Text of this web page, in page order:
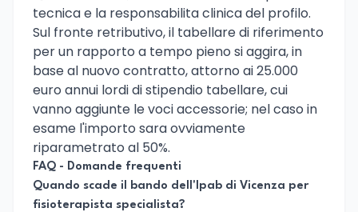
tecnica e la responsabilita clinica del profilo.
Sul fronte retributivo, il tabellare di riferimento
per un rapporto a tempo pieno si aggira, in
base al nuovo contratto, attorno ai 25.000
euro annui lordi di stipendio tabellare, cui
vanno aggiunte le voci accessorie; nel caso in
esame l'importo sara ovviamente
riparametrato al 50%.
FAQ - Domande frequenti
Quando scade il bando dell'Ipab di Vicenza per
fisioterapista specialista?